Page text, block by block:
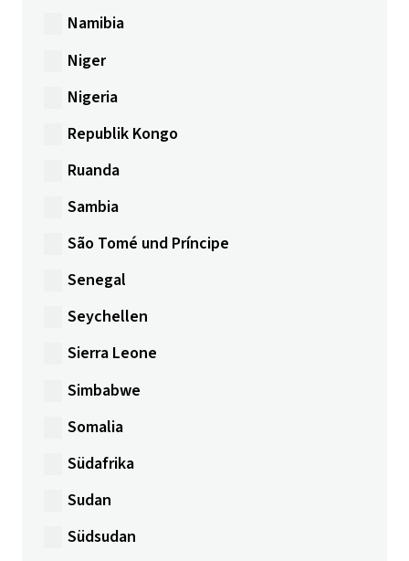
Namibia
Niger
Nigeria
Republik Kongo
Ruanda
Sambia
São Tomé und Príncipe
Senegal
Seychellen
Sierra Leone
Simbabwe
Somalia
Südafrika
Sudan
Südsudan